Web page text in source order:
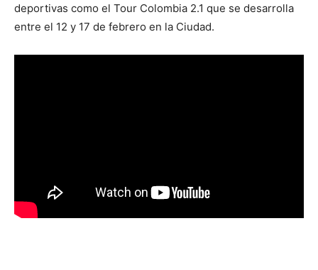
deportivas como el Tour Colombia 2.1 que se desarrolla
entre el 12 y 17 de febrero en la Ciudad.